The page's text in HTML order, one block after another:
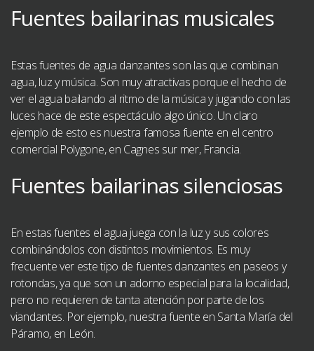
Fuentes bailarinas musicales
Estas fuentes de agua danzantes son las que combinan
agua, luz y música. Son muy atractivas porque el hecho de
ver el agua bailando al ritmo de la música y jugando con las
luces hace de este espectáculo algo único. Un claro
ejemplo de esto es nuestra famosa fuente en el centro
comercial Polygone, en Cagnes sur mer, Francia.
Fuentes bailarinas silenciosas
En estas fuentes el agua juega con la luz y sus colores
combinándolos con distintos movimientos. Es muy
frecuente ver este tipo de fuentes danzantes en paseos y
rotondas, ya que son un adorno especial para la localidad,
pero no requieren de tanta atención por parte de los
viandantes. Por ejemplo, nuestra fuente en Santa María del
Páramo, en León.